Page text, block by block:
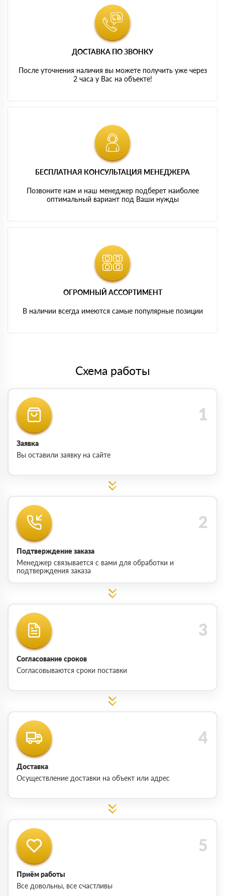
ДОСТАВКА ПО ЗВОНКУ
После уточнения наличия вы можете получить уже через
2 часа у Вас на объекте!
БЕСПЛАТНАЯ КОНСУЛЬТАЦИЯ МЕНЕДЖЕРА
Позвоните нам и наш менеджер подберет наиболее
оптимальный вариант под Ваши нужды
ОГРОМНЫЙ АССОРТИМЕНТ
В наличии всегда имеются самые популярные позиции
Схема работы
Заявка
Вы оставили заявку на сайте
Подтверждение заказа
Менеджер связывается с вами для обработки и
подтверждения заказа
Согласование сроков
Согласовываются сроки поставки
Доставка
Осуществление доставки на объект или адрес
Приём работы
Все довольны, все счастливы